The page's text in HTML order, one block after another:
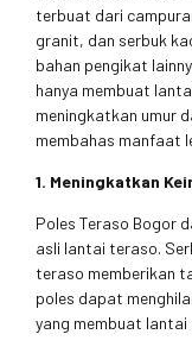
terbuat dari
granit, dan serbuk
bahan pengikat
hanya membuat
meningkatkan umur
membahas manfaat
1. Meningkatkan
Poles Teraso Bogor
asli lantai teraso.
teraso memberikan
poles dapat
yang membuat